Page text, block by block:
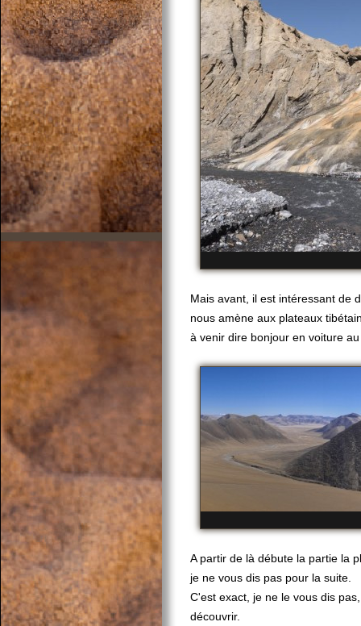
Mais avant, il est intéressant de
nous amène aux plateaux
à venir dire bonjour en voiture
A partir de là débute la partie la
je ne vous dis pas pour la suite.
C'est exact, je ne le vous dis
découvrir.